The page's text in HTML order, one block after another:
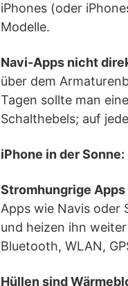
iPhones (oder
Modelle.
Navi-Apps nicht
über dem
Tagen sollte man
Schalthebels; auf
iPhone in der Sonne:
Stromhungrige Apps
Apps wie Navis oder
und heizen ihn
Bluetooth, WLAN,
Hüllen sind